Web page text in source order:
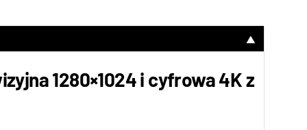
▼
1280×1024 i cyfrowa 4K z